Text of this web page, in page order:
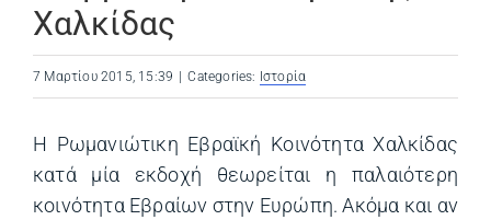
Χαλκίδας
7 Μαρτίου 2015, 15:39 Categories: Ιστορία
Η Ρωμανιώτικη Εβραϊκή Κοινότητα Χαλκίδας
κατά μία εκδοχή θεωρείται η παλαιότερη
κοινότητα Εβραίων στην Ευρώπη. Ακόμα και αν